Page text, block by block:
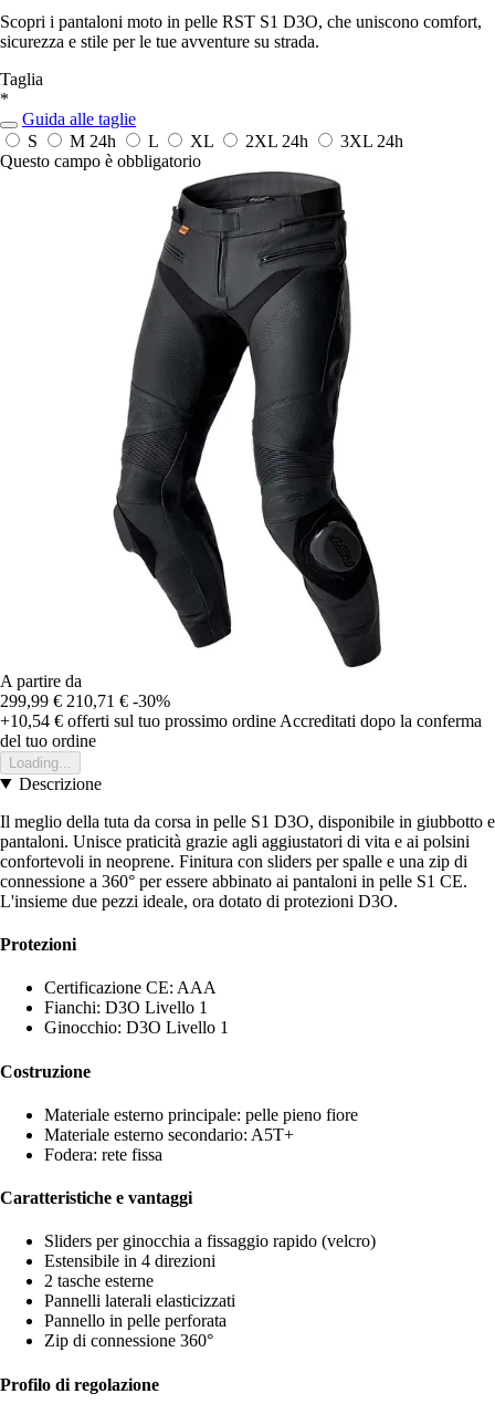
Scopri i pantaloni moto in pelle RST S1 D3O, che uniscono comfort,
sicurezza e stile per le tue avventure su strada.
Taglia
*
Guida alle taglie
S
M 24h L XL 2XL 24h 3XL 24h
Questo campo è obbligatorio
A partire da
299,99 € 210,71 € -30%
+10,54 € offerti sul tuo prossimo ordine Accreditati dopo la conferma
del tuo ordine
Loading...
Descrizione
Il meglio della tuta da corsa in pelle S1 D3O, disponibile in giubbotto e
pantaloni. Unisce praticità grazie agli aggiustatori di vita e ai polsini
confortevoli in neoprene. Finitura con sliders per spalle e una zip di
connessione a 360° per essere abbinato ai pantaloni in pelle S1 CE.
L'insieme due pezzi ideale, ora dotato di protezioni D3O.
Protezioni
Certificazione CE: AAA
Fianchi: D3O Livello 1
Ginocchio: D3O Livello 1
Costruzione
Materiale esterno principale: pelle pieno fiore
Materiale esterno secondario: A5T+
Fodera: rete fissa
Caratteristiche e vantaggi
Sliders per ginocchia a fissaggio rapido (velcro)
Estensibile in 4 direzioni
2 tasche esterne
Pannelli laterali elasticizzati
Pannello in pelle perforata
Zip di connessione 360°
Profilo di regolazione